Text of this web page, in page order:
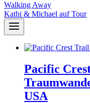
Walking Away
Kathi & Michael auf Tour
Pacific
USA